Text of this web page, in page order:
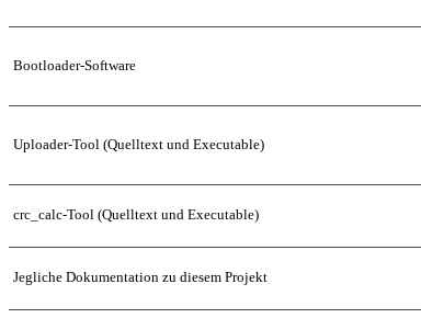
Bootloader-Software
Uploader-Tool (Quelltext und Executable)
crc_calc-Tool (Quelltext und Executable)
Jegliche Dokumentation zu diesem Projekt